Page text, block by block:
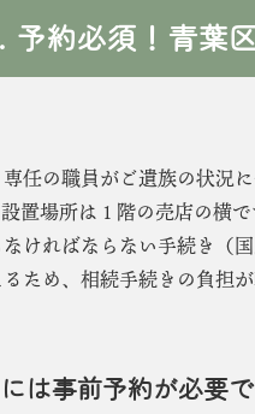
予約必須！青葉
任の職員がご遺族の状況
置場所は１階の売店の横で
ければならない手続き（
ため、相続手続きの負担が
には事前予約が必要